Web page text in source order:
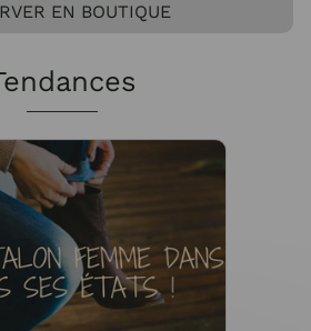
EN BOUTIQUE